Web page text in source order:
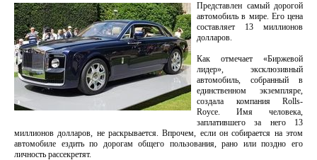
Представлен самый дорогой
автомобиль в мире. Его цена
составляет 13 миллионов
долларов.
Как отмечает «Биржевой
лидер», эксклюзивный
автомобиль, собранный в
единственном экземпляре,
создала компания Rolls-
Royce. Имя человека,
заплатившего за него 13
миллионов долларов, не раскрывается. Впрочем, если он собирается на этом
автомобиле ездить по дорогам общего пользования, рано или поздно его
личность рассекретят.